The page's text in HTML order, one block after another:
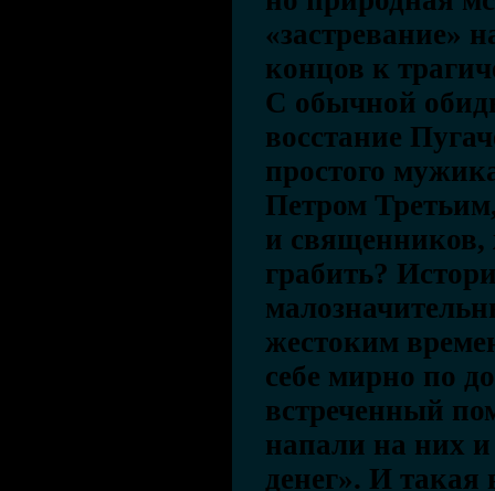
«застревание»
концов к
С обычной
восстание
простого
Петром
и священников,
грабить?
жестоким
себе мирно по
встреченный
напали на них
денег». И такая